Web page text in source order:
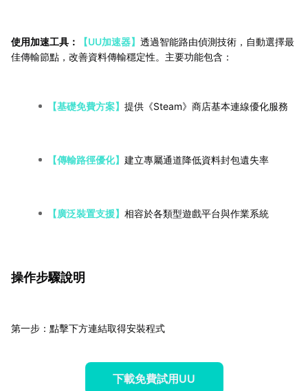
使用加速工具： 【UU加速器】 透過智能路由偵測技術，自動選擇最
佳傳輸節點，改善資料傳輸穩定性。主要功能包含：
【基礎免費方案】 提供《Steam》商店基本連線優化服務
【傳輸路徑優化】 建立專屬通道降低資料封包遺失率
【廣泛裝置支援】 相容於各類型遊戲平台與作業系統
操作步驟說明
第一步：點擊下方連結取得安裝程式
下載免費試用UU